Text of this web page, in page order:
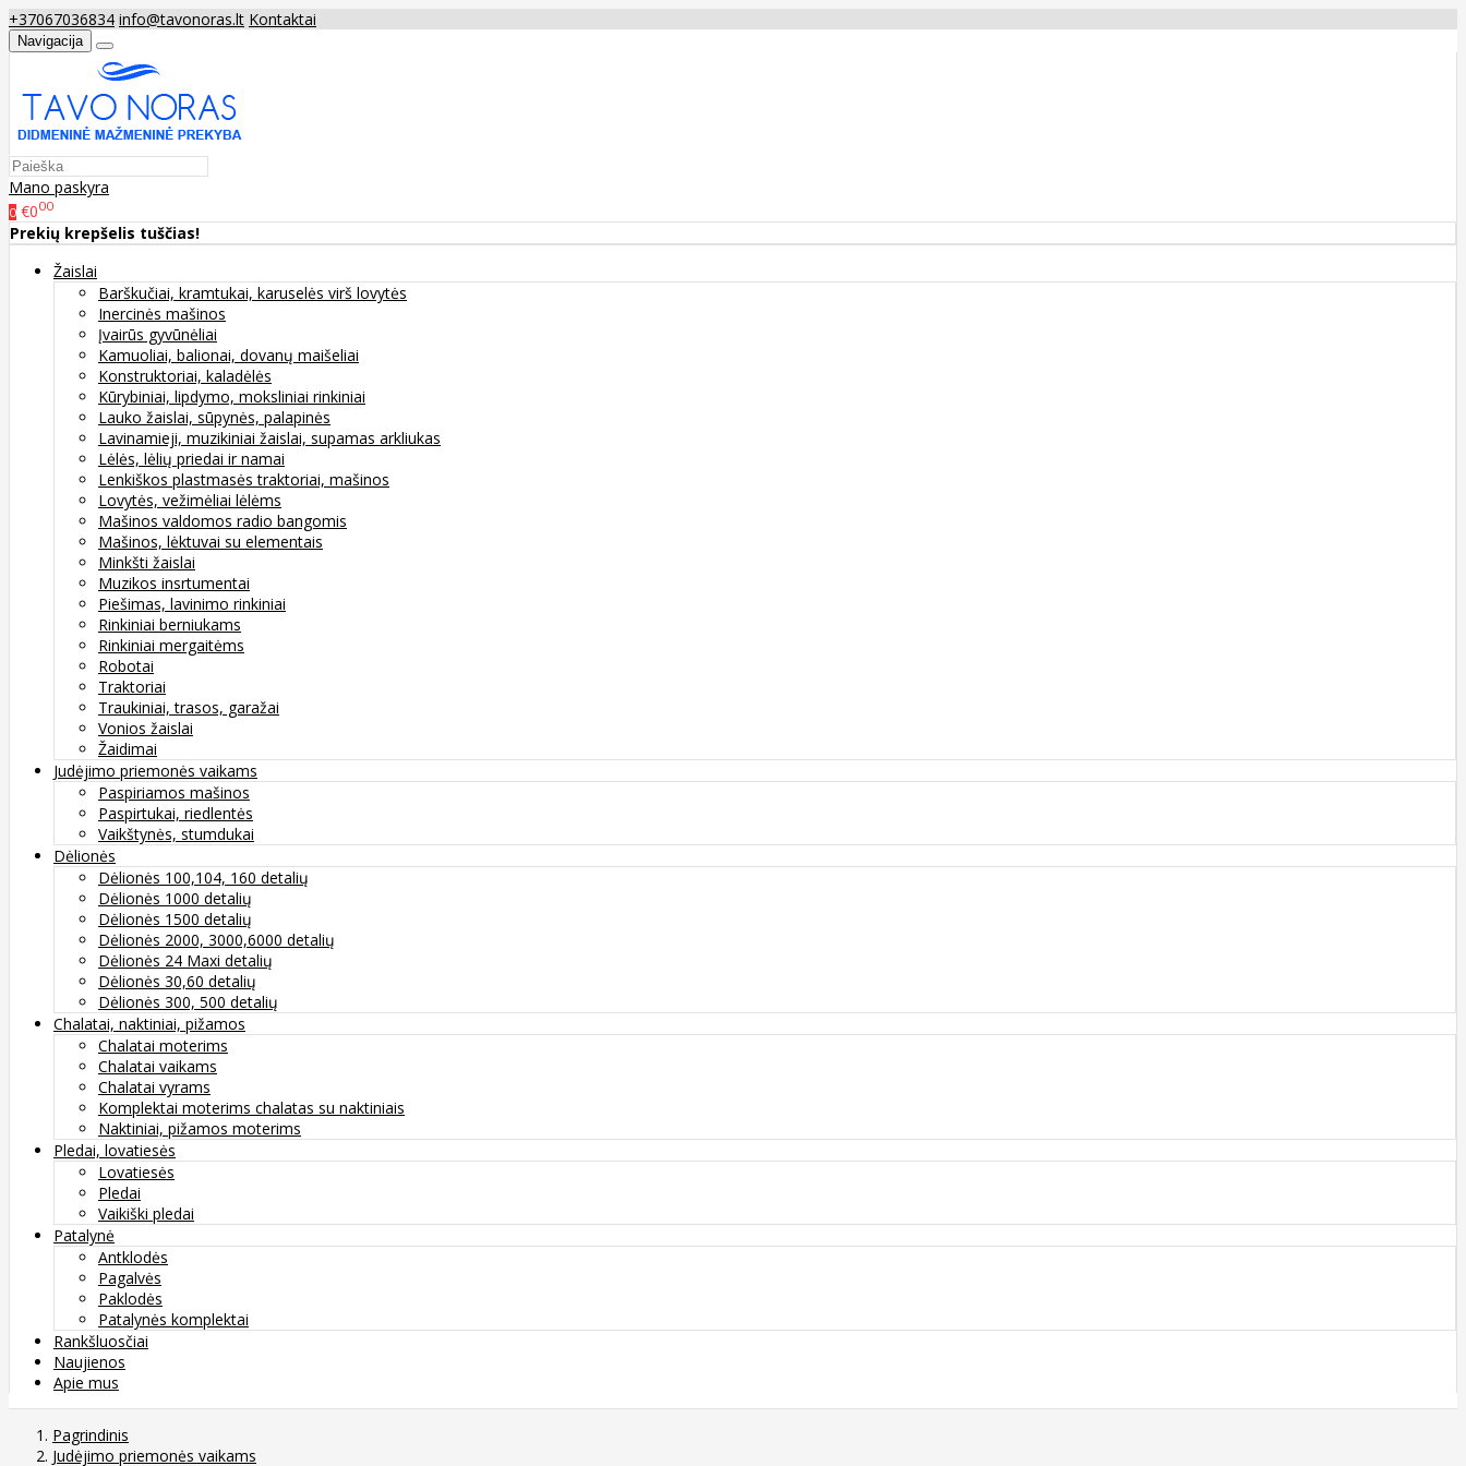
+37067036834 info@tavonoras.lt Kontaktai
Navigacija
Mano paskyra
0 €000
Prekių krepšelis tuščias!
Žaislai
Barškučiai, kramtukai, karuselės virš lovytės
Inercinės mašinos
Įvairūs gyvūnėliai
Kamuoliai, balionai, dovanų maišeliai
Konstruktoriai, kaladėlės
Kūrybiniai, lipdymo, moksliniai rinkiniai
Lauko žaislai, sūpynės, palapinės
Lavinamieji, muzikiniai žaislai, supamas arkliukas
Lėlės, lėlių priedai ir namai
Lenkiškos plastmasės traktoriai, mašinos
Lovytės, vežimėliai lėlėms
Mašinos valdomos radio bangomis
Mašinos, lėktuvai su elementais
Minkšti žaislai
Muzikos insrtumentai
Piešimas, lavinimo rinkiniai
Rinkiniai berniukams
Rinkiniai mergaitėms
Robotai
Traktoriai
Traukiniai, trasos, garažai
Vonios žaislai
Žaidimai
Judėjimo priemonės vaikams
Paspiriamos mašinos
Paspirtukai, riedlentės
Vaikštynės, stumdukai
Dėlionės
Dėlionės 100,104, 160 detalių
Dėlionės 1000 detalių
Dėlionės 1500 detalių
Dėlionės 2000, 3000,6000 detalių
Dėlionės 24 Maxi detalių
Dėlionės 30,60 detalių
Dėlionės 300, 500 detalių
Chalatai, naktiniai, pižamos
Chalatai moterims
Chalatai vaikams
Chalatai vyrams
Komplektai moterims chalatas su naktiniais
Naktiniai, pižamos moterims
Pledai, lovatiesės
Lovatiesės
Pledai
Vaikiški pledai
Patalynė
Antklodės
Pagalvės
Paklodės
Patalynės komplektai
Rankšluosčiai
Naujienos
Apie mus
Pagrindinis
Judėjimo priemonės vaikams